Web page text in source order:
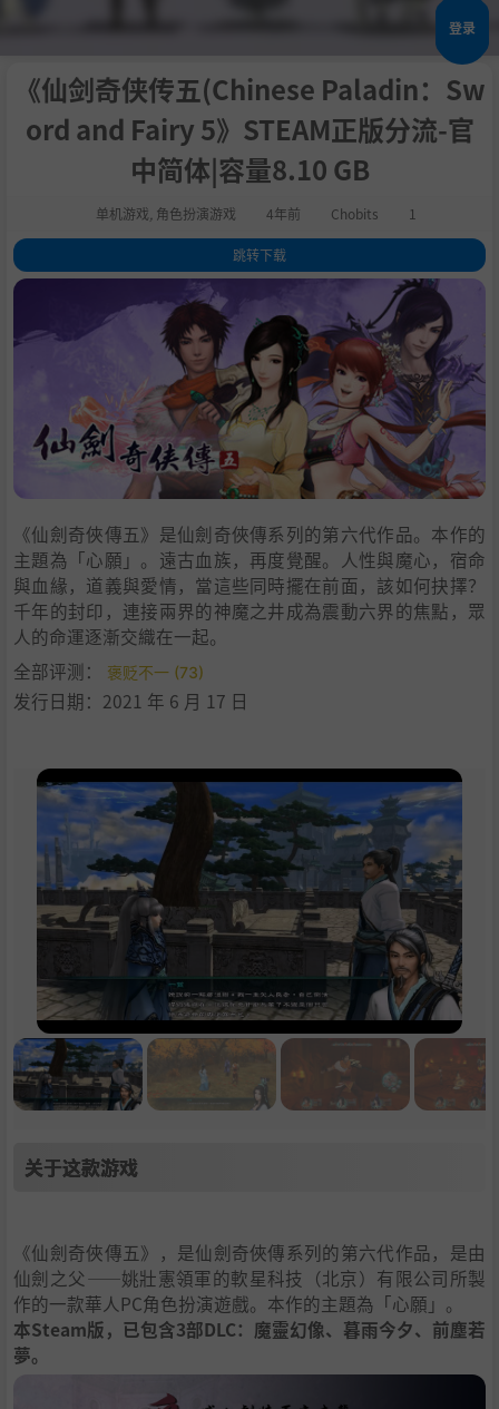
登录
《仙剑奇侠传五(Chinese Paladin：Sw
ord and Fairy 5》STEAM正版分流-官
中简体|容量8.10 GB
单机游戏 角色扮演游戏 4年前 Chobits 1
跳转下载
1.关于这款游戏
○ 精緻畫面如夢似真
3
○創新單機玩法：封印、收集、煉化、合擊
系统需求
支持作者
7.学习版下载
《仙劍奇俠傳五》是仙劍奇俠傳系列的第六代作品。本作的
主題為「心願」。遠古血族，再度覺醒。人性與魔心，宿命
與血緣，道義與愛情，當這些同時擺在前面，該如何抉擇？
千年的封印，連接兩界的神魔之井成為震動六界的焦點，眾
人的命運逐漸交織在一起。
全部评测：
褒贬不一 (73)
发行日期：2021 年 6 月 17 日
关于这款游戏
《仙劍奇俠傳五》，是仙劍奇俠傳系列的第六代作品，是由
仙劍之父——姚壯憲領軍的軟星科技（北京）有限公司所製
作的一款華人PC角色扮演遊戲。本作的主題為「心願」。
本Steam版，已包含3部DLC：魔靈幻像、暮雨今夕、前塵若
夢。